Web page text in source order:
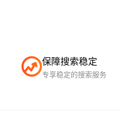
保障搜索稳定
专享稳定的搜索服务